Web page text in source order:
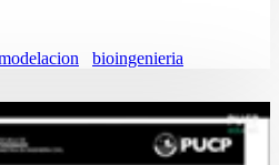
bioingenieria